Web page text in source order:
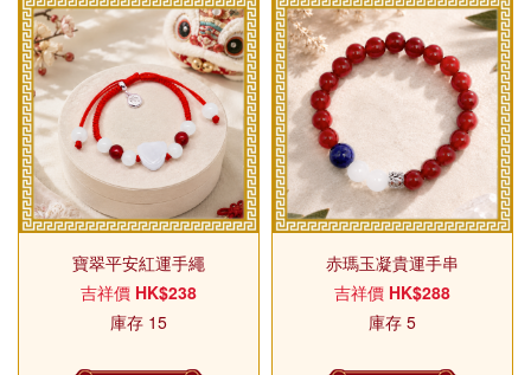
寶翠平安紅運手繩
吉祥價 HK$238
庫存 15
赤瑪玉凝貴運手串
吉祥價 HK$288
庫存 5